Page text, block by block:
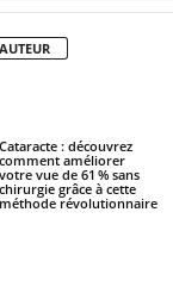
Cataracte : découvrez
comment améliorer
votre vue de 61 % sans
chirurgie grâce à cette
méthode révolutionnaire